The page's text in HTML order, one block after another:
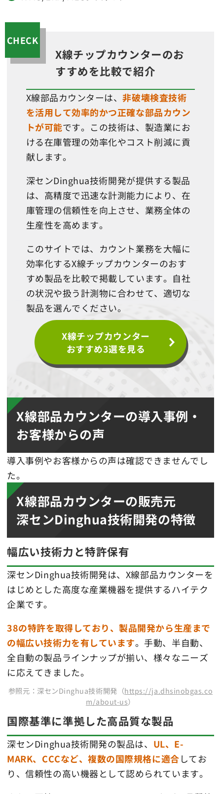
CHECK
X線チップカウンターのお
すすめを比較で紹介
X線部品カウンターは、非破壊検査技術
を活用して効率的かつ正確な部品カウン
トが可能です。この技術は、製造業にお
ける在庫管理の効率化やコスト削減に貢
献します。
深センDinghua技術開発が提供する製品
は、高精度で迅速な計測能力により、在
庫管理の信頼性を向上させ、業務全体の
生産性を高めます。
このサイトでは、カウント業務を大幅に
効率化するX線チップカウンターのおす
すめ製品を比較で掲載しています。 自社
の状況や扱う計測物に合わせて、適切な
製品を選んでください。
X線チップカウンター
おすすめ3選を見る
X線部品カウンターの導入事例・
お客様からの声
導入事例やお客様からの声は確認できませんでし
た。
X線部品カウンターの販売元
深センDinghua技術開発の特徴
幅広い技術力と特許保有
深センDinghua技術開発は、X線部品カウンターを
はじめとした高度な産業機器を提供するハイテク
企業です。
38の特許を取得しており、製品開発から生産まで
の幅広い技術力を有しています。手動、半自動、
全自動の製品ラインナップが揃い、様々なニーズ
に応えてきました。
参照元：深センDinghua技術開発（https://ja.dhsinobgas.co
m/about-us）
国際基準に準拠した高品質な製品
深センDinghua技術開発の製品は、 UL、E-
MARK、CCCなど、複数の国際規格に適合してお
り、信頼性の高い機器として認められています。